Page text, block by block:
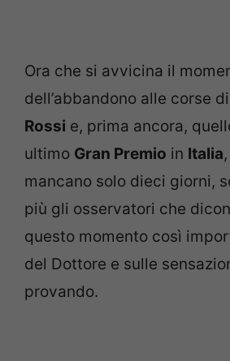
Ora che si avvicina il
dell’abbandono alle corse di
Rossi e, prima ancora,
ultimo Gran Premio in Italia
mancano solo dieci giorni,
più gli osservatori che
questo momento così
del Dottore e sulle
provando.